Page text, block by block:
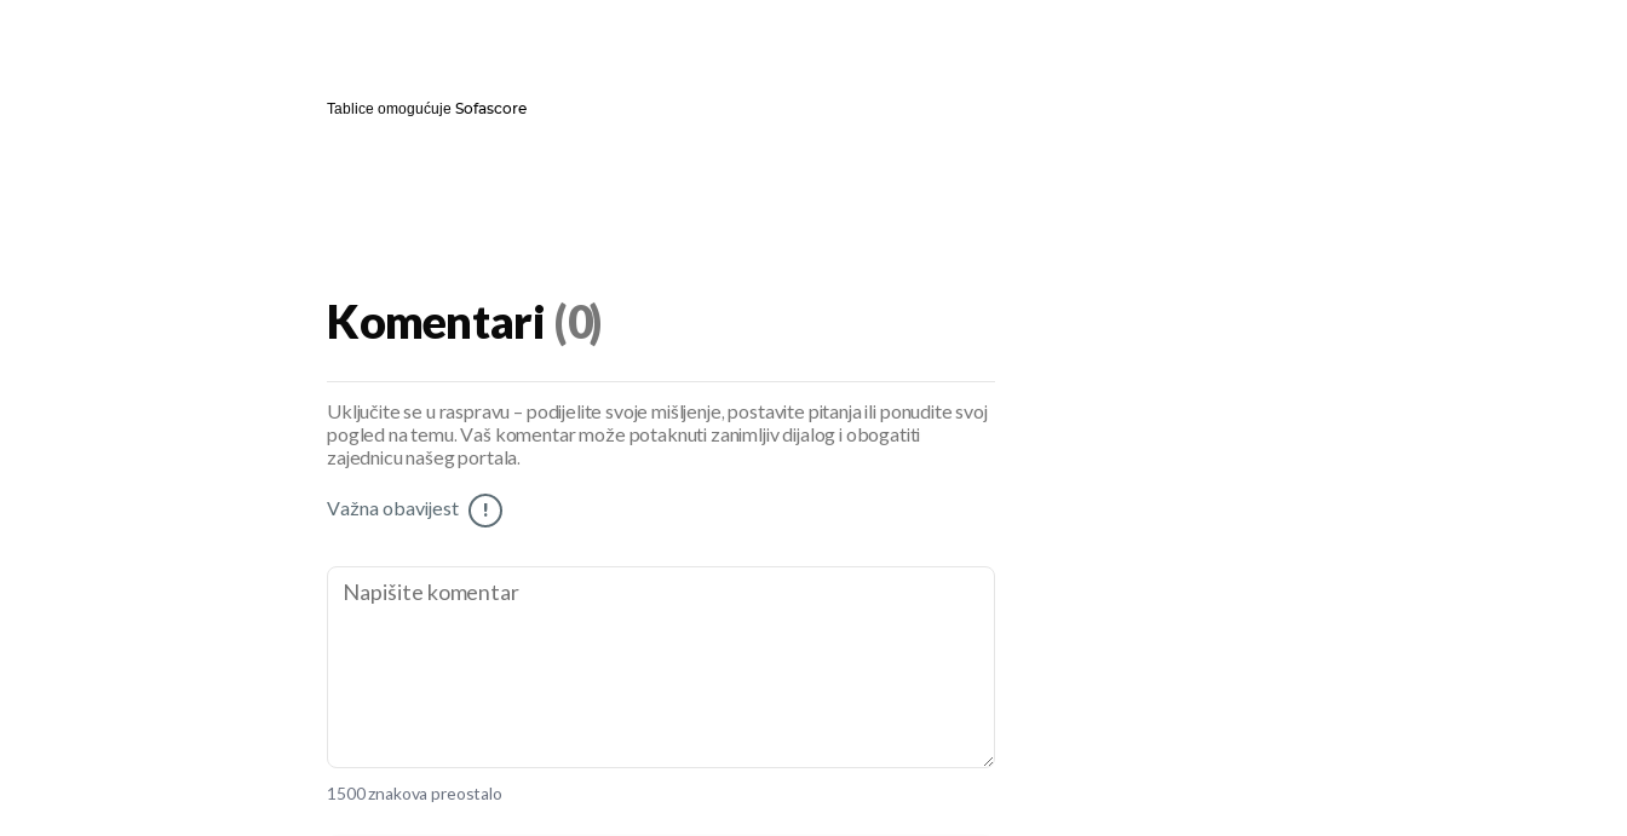
Tablice omogućuje Sofascore
Komentari (0)
Uključite se u raspravu – podijelite svoje mišljenje, postavite pitanja ili ponudite svoj
pogled na temu. Vaš komentar može potaknuti zanimljiv dijalog i obogatiti
zajednicu našeg portala.
Važna obavijest !
1500 znakova preostalo